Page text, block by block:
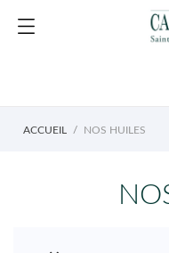
ACCUEIL NOS HUILES